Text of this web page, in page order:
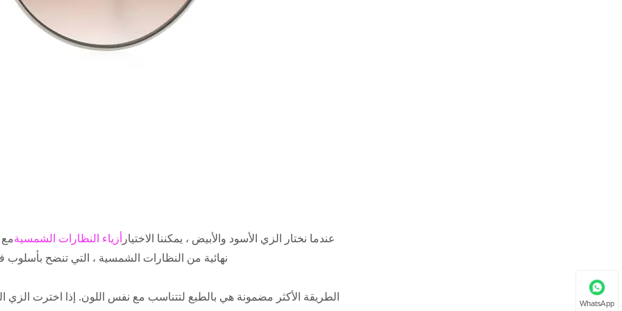
عندما نختار الزي الأسود والأبيض ، يمكننا الاختيار أزياء النظارات الشمسيةمع
نهائية من النظارات الشمسية ، التي تنضح
الطريقة الأكثر مضمونة هي بالطبع لتتناسب مع نفس اللون. إذا اخترت
WhatsApp